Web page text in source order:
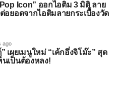
Icon” ออกไอติม 3 มิติ ลาย
อยอดจากไอติมลายกระเบื้องวัด
ago
เผยเมนูใหม่ “เค้กอึ่งจิโม๊ะ” สุด
นเป็นต้องหลง!